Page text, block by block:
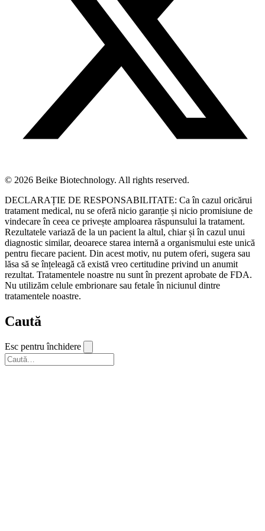
© 2026 Beike Biotechnology. All rights reserved.
DECLARAȚIE DE RESPONSABILITATE: Ca în cazul oricărui
tratament medical, nu se oferă nicio garanție și nicio promisiune de
vindecare în ceea ce privește amploarea răspunsului la tratament.
Rezultatele variază de la un pacient la altul, chiar și în cazul unui
diagnostic similar, deoarece starea internă a organismului este unică
pentru fiecare pacient. Din acest motiv, nu putem oferi, sugera sau
lăsa să se înțeleagă că există vreo certitudine privind un anumit
rezultat. Tratamentele noastre nu sunt în prezent aprobate de FDA.
Nu utilizăm celule embrionare sau fetale în niciunul dintre
tratamentele noastre.
Caută
Esc pentru închidere